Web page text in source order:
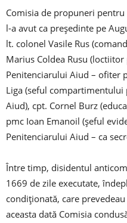
Comisia de propuneri
l-a avut ca președinte pe
lt. colonel Vasile Rus
Marius Coldea Rusu
Penitenciarului Aiud – ofiter
Liga (seful
Aiud), cpt. Cornel Burz
pmc Ioan Emanoil (șeful
Penitenciarului Aiud – ca
Între timp, disidentul
1669 de zile executate,
condiționată, care
aceasta dată Comisia